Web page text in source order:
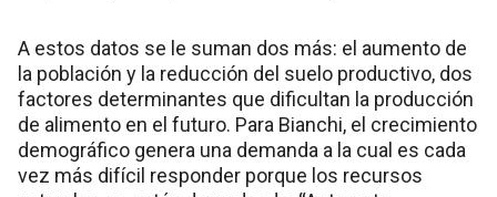
A estos datos se le suman dos más: el aumento de
la población y la reducción del suelo productivo, dos
factores determinantes que dificultan la producción
de alimento en el futuro. Para Bianchi, el crecimiento
demográfico genera una demanda a la cual es cada
vez más difícil responder porque los recursos